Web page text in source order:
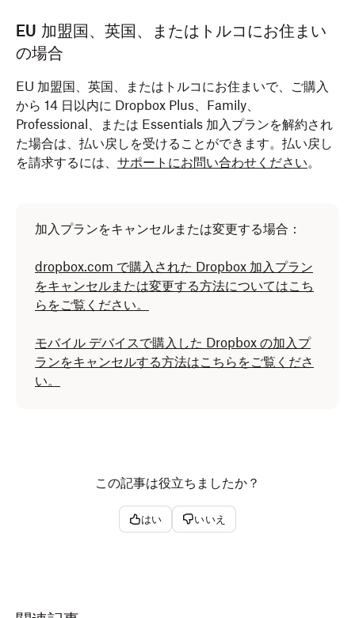
EU 加盟国、英国、またはトルコにお住まい
の場合
EU 加盟国、英国、またはトルコにお住まいで、ご購入
から 14 日以内に Dropbox Plus、Family、
Professional、または Essentials 加入プランを解約され
た場合は、払い戻しを受けることができます。払い戻し
を請求するには、 サポートにお問い合わせください。
加入プランをキャンセルまたは変更する場合：
dropbox.com で購入された Dropbox 加入プラン
をキャンセルまたは変更する方法についてはこち
らをご覧ください。
モバイル デバイスで購入した Dropbox の加入プ
ランをキャンセルする方法はこちらをご覧くださ
い。
この記事は役立ちましたか？
はい いいえ